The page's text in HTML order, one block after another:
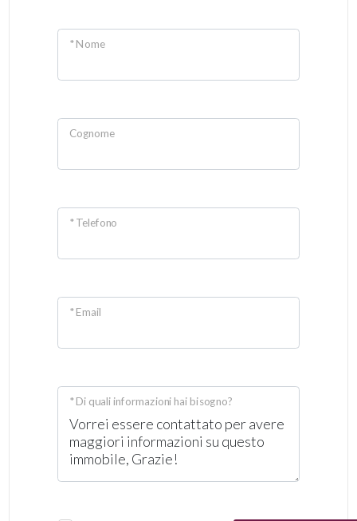
* Nome
Cognome
* Telefono
* Email
* Di quali informazioni hai bisogno?